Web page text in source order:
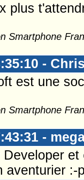
plus
Smartphone
-
est une
Smartphone
-
aventurier :-